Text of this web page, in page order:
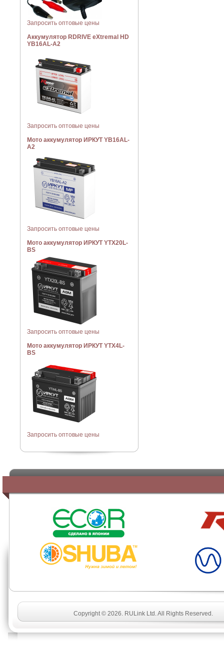
Запросить оптовые цены
Аккумулятор RDRIVE eXtremal HD
YB16AL-A2
Запросить оптовые цены
Мото аккумулятор ИРКУТ YB16AL-
A2
Запросить оптовые цены
Мото аккумулятор ИРКУТ YTX20L-
BS
Запросить оптовые цены
Мото аккумулятор ИРКУТ YTX4L-
BS
Запросить оптовые цены
Copyright © 2026. RULink Ltd. All Rights Reserved.